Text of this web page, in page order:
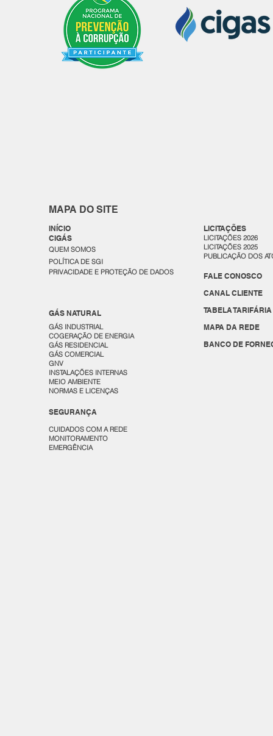
MAPA DO SITE
LICITAÇÕES
LICITAÇÕES 2026
LICITAÇÕES 2025
PUBLICAÇÃO DOS
INÍCIO
CIGÁS
QUEM SOMOS
FALE CONOSCO
CANAL CLIENTE
TABELA TARIFÁRIA
MAPA DA REDE
BANCO DE
GÁS NATURAL
POLÍTICA DE SGI
PRIVACIDADE E PROTEÇÃO DE DADOS
GÁS INDUSTRIAL
COGERAÇÃO DE ENERGIA
GÁS RESIDENCIAL
GÁS COMERCIAL
GNV
INSTALAÇÕES INTERNAS
MEIO AMBIENTE
NORMAS E LICENÇAS
SEGURANÇA
CUIDADOS COM A REDE
MONITORAMENTO
EMERGÊNCIA